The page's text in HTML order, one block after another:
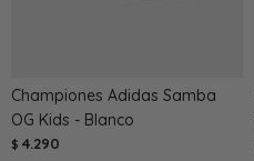
Championes Adidas Samba
OG Kids - Blanco
$ 4.290